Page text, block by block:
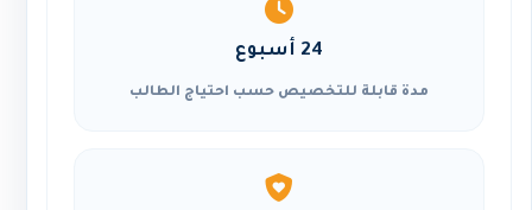
24 أسبوع
مدة قابلة للتخصيص حسب احتياج الطالب